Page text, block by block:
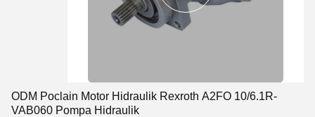
ODM Poclain Motor Hidraulik Rexroth A2FO 10/6.1R-
VAB060 Pompa Hidraulik